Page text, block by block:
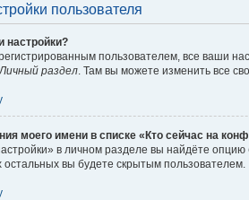
пользователя
настройки?
пользователем, все ваши
Личный раздел . Там вы можете изменить все
моего имени в списке «Кто сейчас на
в личном разделе вы найдёте опцию
остальных вы будете скрытым пользователем.